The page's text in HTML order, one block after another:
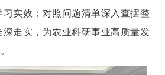
实效；对照问题清单深入查摆整
走实，为农业科研事业高质量发